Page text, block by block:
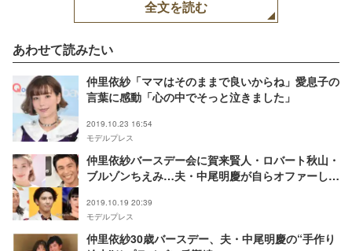
全文を読む
あわせて読みたい
仲里依紗「ママはそのままで良いからね」愛息子の
言葉に感動「心の中でそっと泣きました」
2019.10.23 16:54
モデルプレス
仲里依紗バースデー会に賀来賢人・ロバート秋山・
ブルゾンちえみ…夫・中尾明慶が自らオファーし撮
2019.10.19 20:39
モデルプレス
仲里依紗30歳バースデー、夫・中尾明慶の“手作り